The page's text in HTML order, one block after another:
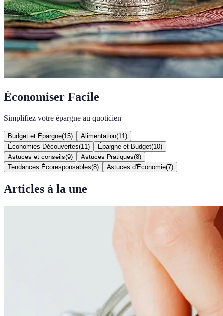
Économiser Facile
Simplifiez votre épargne au quotidien
Budget et Épargne(15) Alimentation(11 )
Économies Découvertes(11 ) Épargne et Budget(10)
Astuces et conseils(9) Astuces Pratiques(8)
Tendances Écoresponsables(8) Astuces d'Économie(7)
Articles à la une